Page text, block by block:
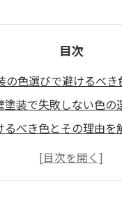
目次
の色選びで避けるべき
塗装で失敗しない色の
るべき色とその理由を
に調和する外壁塗装の